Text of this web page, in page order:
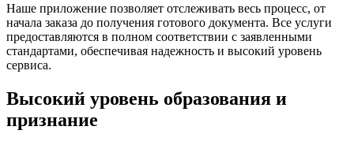
Наше приложение позволяет отслеживать весь процесс, от
начала заказа до получения готового документа. Все услуги
предоставляются в полном соответствии с заявленными
стандартами, обеспечивая надежность и высокий уровень
сервиса.
Высокий уровень образования и
признание